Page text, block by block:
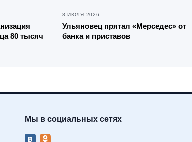
80 тысяч
8 ИЮЛЯ 2026
Ульяновец прятал «Мерседес» от
банка и приставов
Мы в социальных сетях